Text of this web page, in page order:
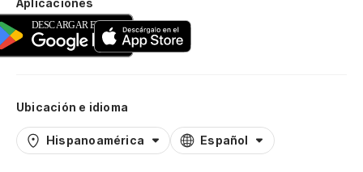
Aplicaciones
Ubicación e idioma
Hispanoamérica Español